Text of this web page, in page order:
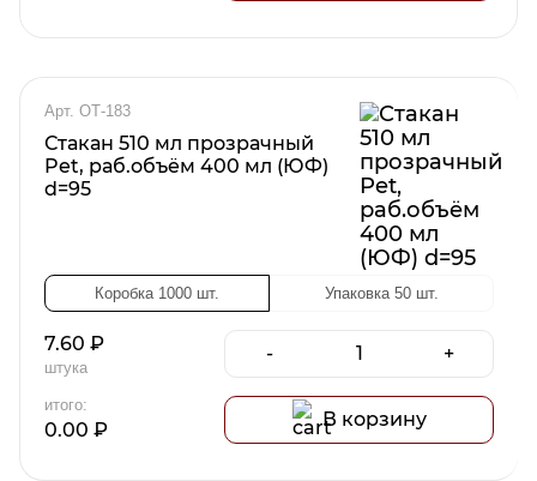
Арт. ОТ-183
Стакан 510 мл прозрачный
Pet, раб.объём 400 мл (ЮФ)
d=95
Коробка 1000 шт. Упаковка 50 шт.
7.60 ₽
штука
- +
итого:
0.00 ₽ В корзину